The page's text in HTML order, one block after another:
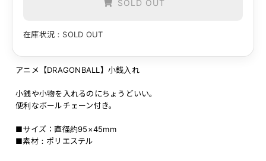
SOLD OUT
在庫状況：SOLD OUT
アニメ【DRAGONBALL】小銭入れ
小銭や小物を入れるのにちょうどいい。
便利なボールチェーン付き。
■サイズ：直径約95×45mm
■素材：ポリエステル